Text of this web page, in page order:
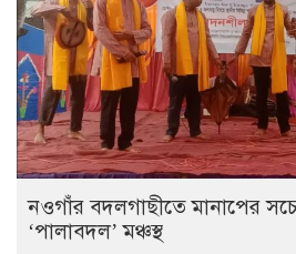
নওগাঁর বদলগাছীতে মানাপের
‘পালাবদল’ মঞ্চস্থ